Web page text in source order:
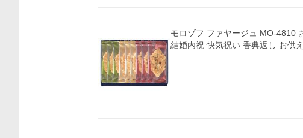
モロゾフ ファヤージュ MO-4810 お中元 出産内祝
結婚内祝 快気祝い 香典返し お供え